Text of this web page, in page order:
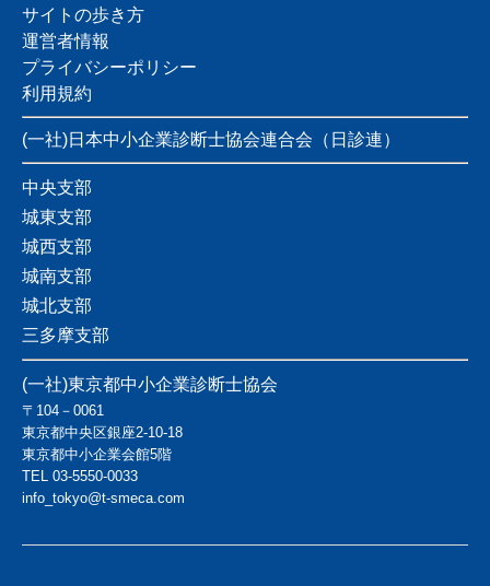
サイトの歩き方
運営者情報
プライバシーポリシー
利用規約
(一社)日本中小企業診断士協会連合会（日診連）
中央支部
城東支部
城西支部
城南支部
城北支部
三多摩支部
(一社)東京都中小企業診断士協会
〒104－0061
東京都中央区銀座2-10-18
東京都中小企業会館5階
TEL 03-5550-0033
info_tokyo@t-smeca.com